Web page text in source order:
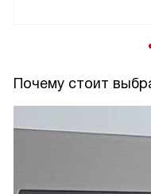
Почему стоит